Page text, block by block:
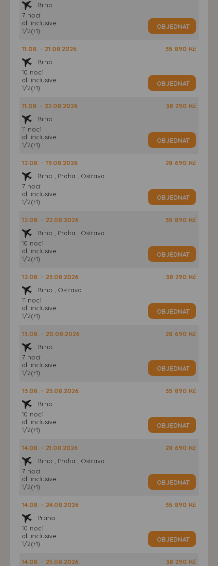
Brno
7 nocí
all inclusive
1/2(+1)
OBJEDNAT
11.08. - 21.08.2026
Brno
10 nocí
all inclusive
1/2(+1)
35 890 Kč
OBJEDNAT
11.08. - 22.08.2026
Brno
11 nocí
all inclusive
1/2(+1)
38 290 Kč
OBJEDNAT
12.08. - 19.08.2026
Brno , Praha , Ostrava
7 nocí
all inclusive
1/2(+1)
28 690 Kč
OBJEDNAT
12.08. - 22.08.2026
Brno , Praha , Ostrava
10 nocí
all inclusive
1/2(+1)
35 890 Kč
OBJEDNAT
12.08. - 23.08.2026
Brno , Ostrava
11 nocí
all inclusive
1/2(+1)
38 290 Kč
OBJEDNAT
13.08. - 20.08.2026
Brno
7 nocí
all inclusive
1/2(+1)
28 690 Kč
OBJEDNAT
13.08. - 23.08.2026
Brno
10 nocí
all inclusive
1/2(+1)
35 890 Kč
OBJEDNAT
14.08. - 21.08.2026
Brno , Praha , Ostrava
7 nocí
all inclusive
1/2(+1)
28 690 Kč
OBJEDNAT
14.08. - 24.08.2026
Praha
10 nocí
all inclusive
1/2(+1)
35 890 Kč
OBJEDNAT
14.08. - 25.08.2026
38 290 Kč